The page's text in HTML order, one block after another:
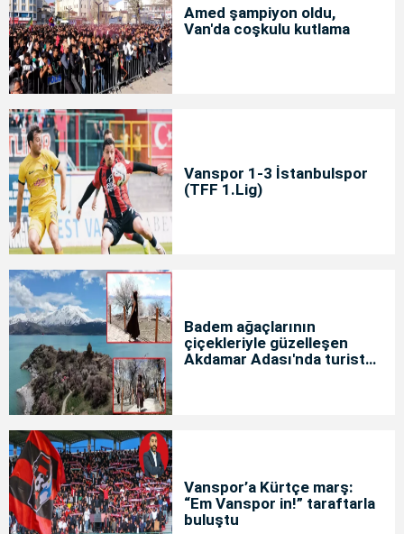
Amed şampiyon oldu,
Van'da coşkulu kutlama
Vanspor 1-3 İstanbulspor
(TFF 1.Lig)
Badem ağaçlarının
çiçekleriyle güzelleşen
Akdamar Adası'nda turist
Vanspor’a Kürtçe marş:
“Em Vanspor in!” taraftarla
buluştu